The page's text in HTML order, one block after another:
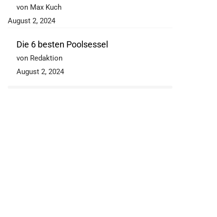
von Max Kuch
August 2, 2024
Die 6 besten Poolsessel
von Redaktion
August 2, 2024